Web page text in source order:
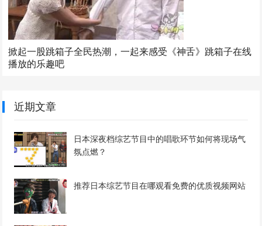
掀起一股跳箱子全民热潮，一起来感受《神舌》跳箱子在线
播放的乐趣吧
近期文章
日本深夜档综艺节目中的唱歌环节如何将现场气
氛点燃？
推荐日本综艺节目在哪观看免费的优质视频网站